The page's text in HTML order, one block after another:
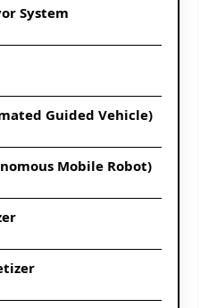
System
Guided Vehicle)
Mobile Robot)